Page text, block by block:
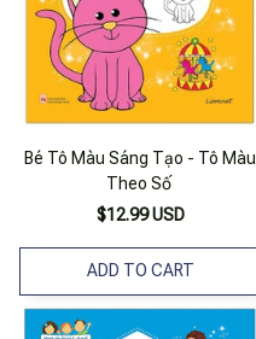
Bé Tô Màu Sáng Tạo - Tô Màu
Theo Số
$12.99 USD
ADD TO CART